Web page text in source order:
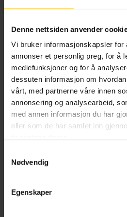
Denne nettsiden anvender
Vi bruker informasjonskapsler for
annonser et personlig preg, for å
mediefunksjoner og for å
dessuten informasjon om
vårt, med partnerne våre innen
annonsering og analysearbeid,
med annen informasjon du har
eller som de har samlet inn
Nødvendig
Egenskaper
Helse- og
EU/EØS-rett
Forbruker-, kjøps- og